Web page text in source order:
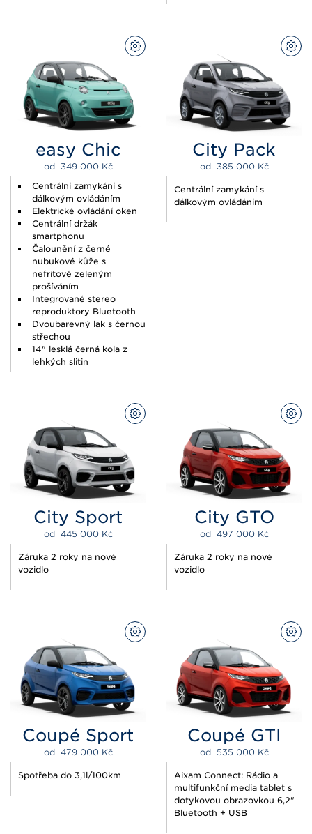
easy Chic
od 349 000 Kč
PŘIZPŮSOBIT
Centrální zamykání s
dálkovým ovládáním
Elektrické ovládání oken
Centrální držák
smartphonu
Čalounění z černé
nubukové kůže s
nefritově zeleným
prošíváním
Integrované stereo
reproduktory Bluetooth
Dvoubarevný lak s černou
střechou
14" lesklá černá kola z
lehkých slitin
City Pack
od 385 000 Kč
Centrální zamykání s
dálkovým ovládáním
City Sport
od 445 000 Kč
PŘIZPŮSOBIT
Záruka 2 roky na nové
vozidlo
City GTO
od 497 000 Kč
Záruka 2 roky na nové
vozidlo
Coupé Sport
od 479 000 Kč
PŘIZPŮSOBIT
Spotřeba do 3,1l/100km
Coupé GTI
od 535 000 Kč
Aixam Connect: Rádio a
multifunkční media tablet s
dotykovou obrazovkou 6,2"
Bluetooth + USB